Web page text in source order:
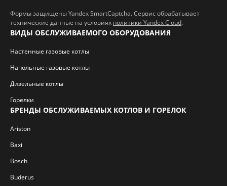
Формы защищены Yandex SmartCaptcha. Сервис обрабатывает
технические данные на условиях политики Yandex Cloud.
ВИДЫ ОБСЛУЖИВАЕМОГО ОБОРУДОВАНИЯ
Настенные газовые котлы
Напольные газовые котлы
Дизельные котлы
Горелки
БРЕНДЫ ОБСЛУЖИВАЕМЫХ КОТЛОВ И ГОРЕЛОК
Ariston
Baxi
Bosch
Buderus